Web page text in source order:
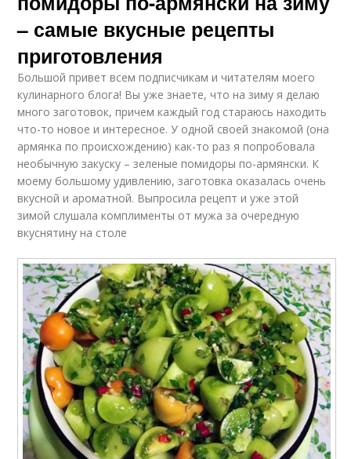
– самые вкусные рецепты
приготовления
Большой привет всем подписчикам и читателям моего
кулинарного блога! Вы уже знаете, что на зиму я делаю
много заготовок, причем каждый год стараюсь находить
что-то новое и интересное. У одной своей знакомой (она
армянка по происхождению) как-то раз я попробовала
необычную закуску – зеленые помидоры по-армянски. К
моему большому удивлению, заготовка оказалась очень
вкусной и ароматной. Выпросила рецепт и уже этой
зимой слушала комплименты от мужа за очередную
вкуснятину на столе